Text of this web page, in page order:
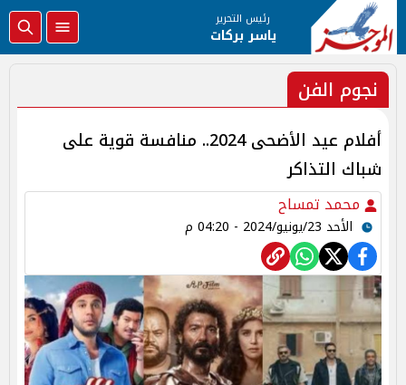
رئيس التحرير
ياسر بركات
نجوم الفن
أفلام عيد الأضحى 2024.. منافسة قوية على
شباك التذاكر
محمد تمساح
الأحد 23/يونيو/2024 - 04:20 م